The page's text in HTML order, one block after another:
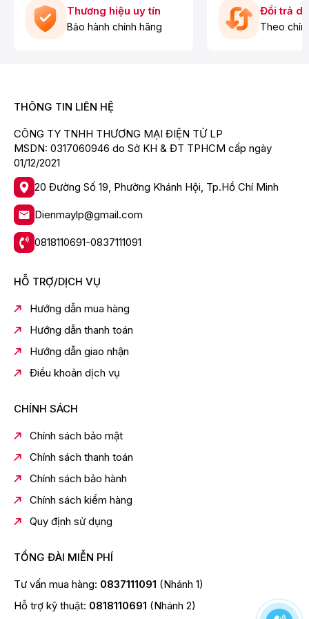
Công nghệ làm lạnh
-Hệ thống làm lạnh quạt kép: cung cấp khí lạnh cho
ngăn lạnh và ngăn đá một cách riêng biệt, tránh lẫn mùi
thực phẩm giữa các ngăn. Kết hợp với động cơ
Inverter mang đến hiệu quả làm lạnh tối ưu, hạn chế
lãng phí năng lượng.
* Hình ảnh chỉ mang tính minh họa
-Bộ lọc khử mùi 3 lớp Triple Power
tủ luôn được thoáng mát, đem lại cảm giác dễ chịu mỗi
khi mở cửa.
Thương hiệu uy tín
Bảo hành chính hãng
Đổi trả
Theo
THÔNG TIN LIÊN HỆ
CÔNG TY TNHH THƯƠNG MẠI ĐIỆN TỬ LP
MSDN: 0317060946 do Sở KH & ĐT TPHCM cấp ngày
01/12/2021
20 Đường Số 19, Phường Khánh Hội, Tp.Hồ Chí Minh
Dienmaylp@gmail.com
0818110691-0837111091
HỖ TRỢ/DỊCH VỤ
Hướng dẫn mua hàng
Hướng dẫn thanh toán
Hướng dẫn giao nhận
Điều khoản dịch vụ
CHÍNH SÁCH
Chính sách bảo mật
Chính sách thanh toán
Chính sách bảo hành
Chính sách kiểm hàng
Quy định sử dụng
TỔNG ĐÀI MIỄN PHÍ
Tư vấn mua hàng: 0837111091 (Nhánh 1)
Hỗ trợ kỹ thuật: 0818110691 (Nhánh 2)